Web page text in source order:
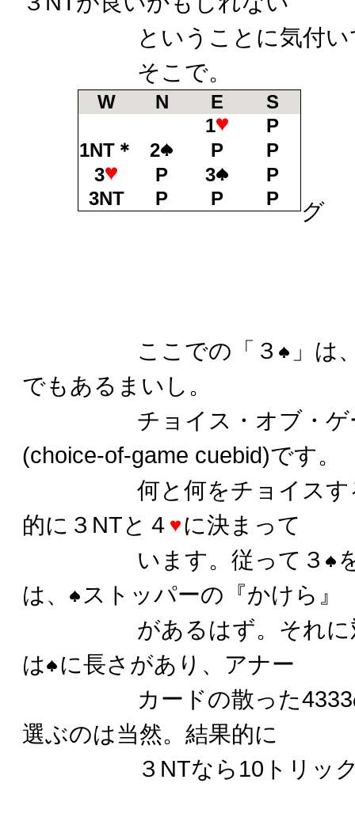
ということに気付いて
そこで。
W N E
S
1
P
1NT＊
2 P
P
3
P 3
P
3NT
P P P
グ
ここでの「３
」は
でもあるまいし。
チョイス・オブ・ゲー
(choice-of-game cuebid)です。
何と何をチョイスする
的に３NTと４
に決まって
います。従って３
は、
ストッパーの『かけら』
があるはず。それに対
は
に長さがあり、アナー
カードの散った4333の
選ぶのは当然。結果的に
３NTなら10トリック